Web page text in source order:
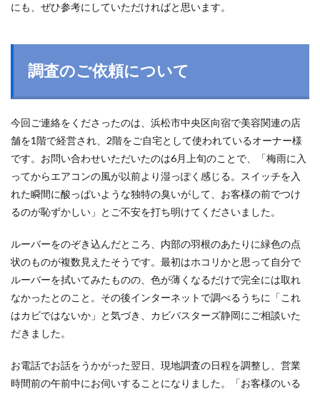
にも、ぜひ参考にしていただければと思います。
調査のご依頼について
今回ご連絡をくださったのは、浜松市中央区向宿で美容関連の店
舗を1階で経営され、2階をご自宅として使われているオーナー様
です。お問い合わせいただいたのは6月上旬のことで、「梅雨に入
ってからエアコンの風が以前より湿っぽく感じる。スイッチを入
れた瞬間に酸っぱいような独特の臭いがして、お客様の前でつけ
るのが恥ずかしい」とご不安を打ち明けてくださいました。
ルーバーをのぞき込んだところ、内部の羽根のあたりに緑色の点
状のものが複数見えたそうです。最初はホコリかと思って自分で
ルーバーを拭いてみたものの、色が薄くなるだけで完全には取れ
なかったとのこと。その後インターネットで調べるうちに「これ
はカビではないか」と気づき、カビバスターズ静岡にご相談いた
だきました。
お電話でお話をうかがった翌日、現地調査の日程を調整し、営業
時間前の午前中にお伺いすることになりました。「お客様のいる